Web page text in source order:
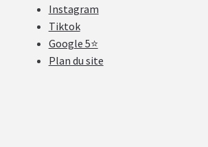
Instagram
Tiktok
Google 5⭐
Plan du site